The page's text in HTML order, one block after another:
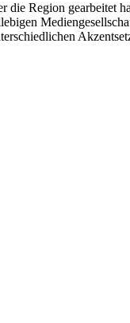
Region gearbeitet